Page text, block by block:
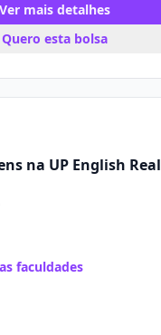
Ver mais detalhes
Quero esta bolsa
na UP English Real
faculdades